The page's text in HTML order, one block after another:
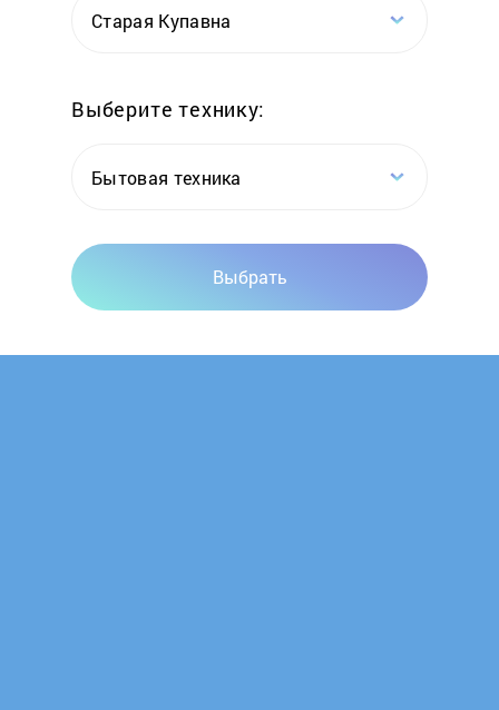
Старая Купавна
Выберите технику:
Бытовая техника
Выбрать